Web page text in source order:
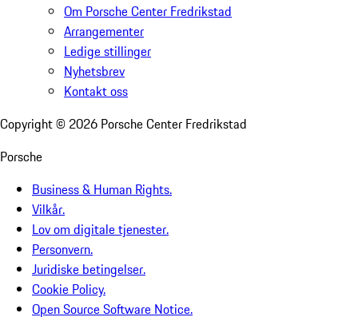
Om Porsche Center Fredrikstad
Arrangementer
Ledige stillinger
Nyhetsbrev
Kontakt oss
Copyright © 2026 Porsche Center Fredrikstad
Porsche
Business & Human Rights.
Vilkår.
Lov om digitale tjenester.
Personvern.
Juridiske betingelser.
Cookie Policy.
Open Source Software Notice.